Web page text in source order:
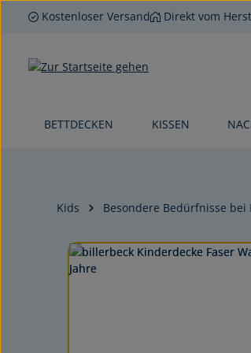
Hauptinhalt springen
Zur Suche springen
Zur Hauptnavigation springen
Kostenloser Versand Direkt vom
BETTDECKEN KISSEN
Kids Besondere Bedürfnisse bei
Bildergalerie überspringen